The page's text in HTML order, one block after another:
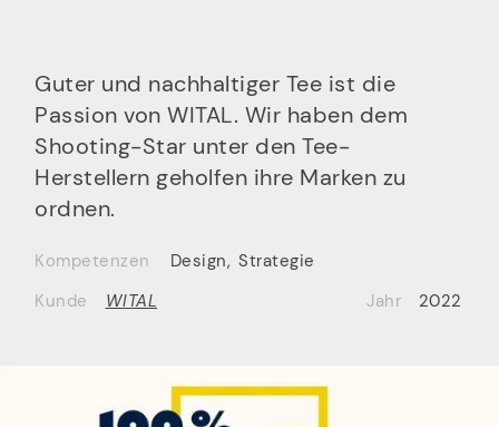
Kompetenzen Design, Strategie
Jahr
2022
Kunde WITAL
Guter und nachhaltiger Tee ist die
Passion von WITAL. Wir haben dem
Shooting-Star unter den Tee-
Herstellern geholfen ihre Marken zu
ordnen.